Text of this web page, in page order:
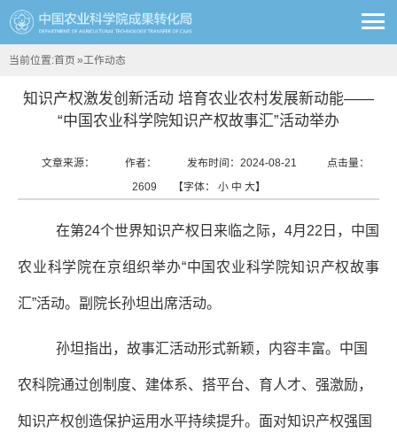
当前位置:首页 »工作动态
知识产权激发创新活动 培育农业农村发展新动能——
“中国农业科学院知识产权故事汇”活动举办
文章来源： 作者： 发布时间：2024-08-21
点击量：
2609
【字体： 小 中 大】
在第24个世界知识产权日来临之际，4月22日，中国
农业科学院在京组织举办“中国农业科学院知识产权故事
汇”活动。副院长孙坦出席活动。
孙坦指出，故事汇活动形式新颖，内容丰富。中国
农科院通过创制度、建体系、搭平台、育人才、强激励，
知识产权创造保护运用水平持续提升。面对知识产权强国